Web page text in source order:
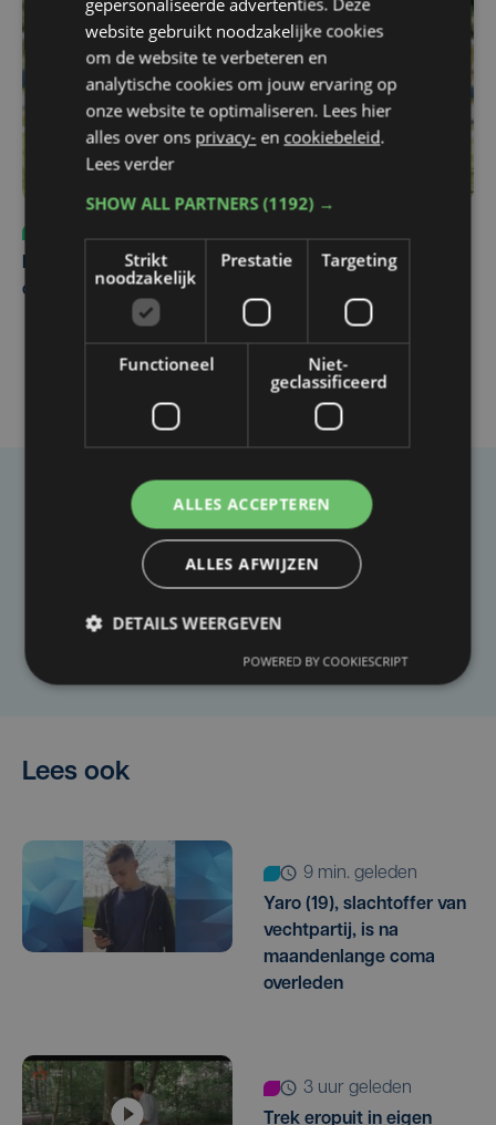
Net voor kraker tegen Essevee: match van KV Kortrijk
op Anderlecht uitgesteld door Europees voetbal
Taalfout opgemerkt?
Heb je een taal- of schrijffout opgemerkt in dit
artikel?
Lees ook
9 min. geleden
Yaro (19), slachtoffer van
vechtpartij, is na
maandenlange coma
overleden
3 uur geleden
Trek eropuit in eigen
website gebruikt noodzakelijke cookies
om de website te verbeteren en
analytische cookies om jouw ervaring op
onze website te optimaliseren. Lees hier
alles over ons privacy- en cookiebeleid.
Lees verder
SHOW ALL PARTNERS(1192) →
Strikt
noodzakelijk
Prestatie Targeting
Functioneel
Niet-
geclassificeerd
ALLES ACCEPTEREN
ALLES AFWIJZEN
DETAILS WEERGEVEN
POWERED BY COOKIESCRIPT